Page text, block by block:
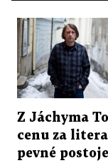
Z Jáchyma
cenu za
pevné postoje